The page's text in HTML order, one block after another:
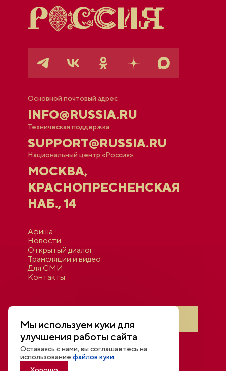
Основной почтовый адрес
INFO@RUSSIA.RU
Техническая поддержка
SUPPORT@RUSSIA.RU
Национальный центр «Россия»
МОСКВА,
КРАСНОПРЕСНЕНСКАЯ
НАБ., 14
Афиша
Новости
Открытый диалог
Трансляции и видео
Для СМИ
Контакты
Мы используем куки для
улучшения работы сайта
Оставаясь с нами, вы соглашаетесь на
использованиефайлов куки